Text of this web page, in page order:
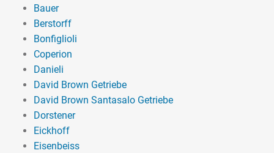
Bauer
Berstorff
Bonfiglioli
Coperion
Danieli
David Brown Getriebe
David Brown Santasalo Getriebe
Dorstener
Eickhoff
Eisenbeiss